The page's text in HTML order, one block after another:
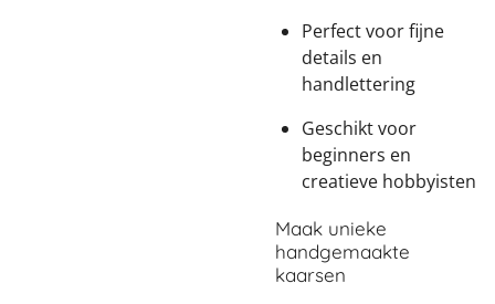
Perfect voor fijne
details en
handlettering
Geschikt voor
beginners en
creatieve hobbyisten
Maak unieke
handgemaakte
kaarsen